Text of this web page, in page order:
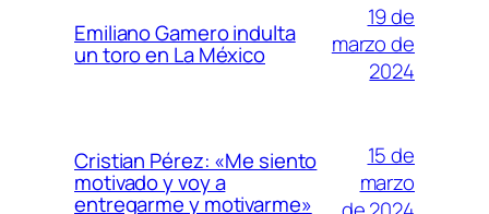
Emiliano Gamero indulta
un toro en La México
19 de
marzo de
2024
Cristian Pérez: «Me siento
motivado y voy a
entregarme y motivarme»
15 de
marzo